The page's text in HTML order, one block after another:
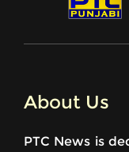
About Us
PTC News is